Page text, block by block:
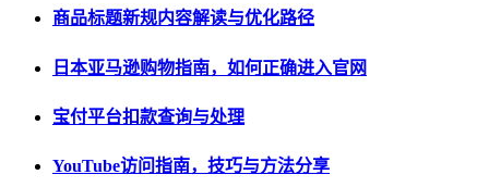
商品标题新规内容解读与优化路径
日本亚马逊购物指南，如何正确进入官网
宝付平台扣款查询与处理
YouTube访问指南，技巧与方法分享